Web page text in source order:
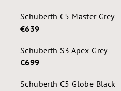
Schuberth C5 Master Grey
€639
Schuberth S3 Apex Grey
€699
Schuberth C5 Globe Black